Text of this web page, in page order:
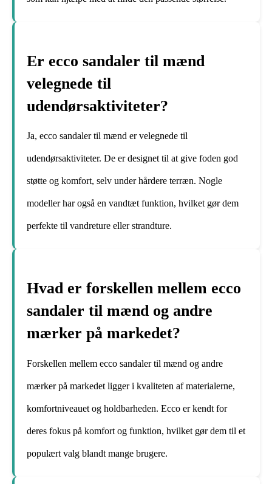
Er ecco sandaler til mænd
velegnede til
udendørsaktiviteter?
Ja, ecco sandaler til mænd er velegnede til
udendørsaktiviteter. De er designet til at give foden god
støtte og komfort, selv under hårdere terræn. Nogle
modeller har også en vandtæt funktion, hvilket gør dem
perfekte til vandreture eller strandture.
Hvad er forskellen mellem ecco
sandaler til mænd og andre
mærker på markedet?
Forskellen mellem ecco sandaler til mænd og andre
mærker på markedet ligger i kvaliteten af materialerne,
komfortniveauet og holdbarheden. Ecco er kendt for
deres fokus på komfort og funktion, hvilket gør dem til et
populært valg blandt mange brugere.